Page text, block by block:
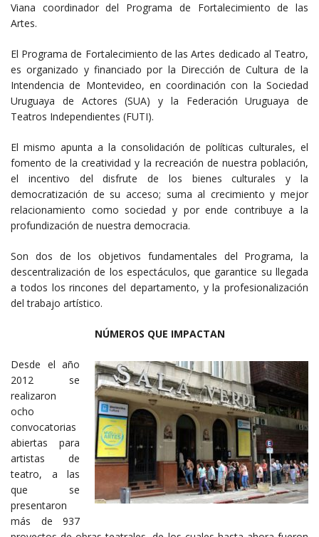
Viana coordinador del Programa de Fortalecimiento de las
Artes.
El Programa de Fortalecimiento de las Artes dedicado al Teatro,
es organizado y financiado por la Dirección de Cultura de la
Intendencia de Montevideo, en coordinación con la Sociedad
Uruguaya de Actores (SUA) y la Federación Uruguaya de
Teatros Independientes (FUTI).
El mismo apunta a la consolidación de políticas culturales, el
fomento de la creatividad y la recreación de nuestra población,
el incentivo del disfrute de los bienes culturales y la
democratización de su acceso; suma al crecimiento y mejor
relacionamiento como sociedad y por ende contribuye a la
profundización de nuestra democracia.
Son dos de los objetivos fundamentales del Programa, la
descentralización de los espectáculos, que garantice su llegada
a todos los rincones del departamento, y la profesionalización
del trabajo artístico.
NÚMEROS QUE IMPACTAN
Desde el año
2012 se
realizaron
ocho
convocatorias
abiertas para
artistas de
teatro, a las
que se
presentaron
más de 937